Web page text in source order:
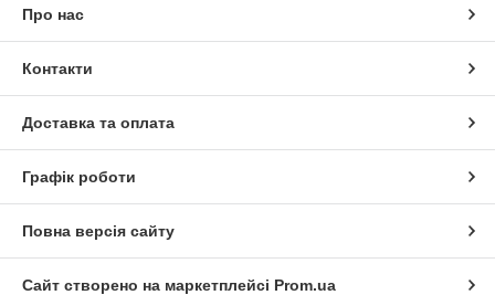
Про нас
Контакти
Доставка та оплата
Графік роботи
Повна версія сайту
Сайт створено на маркетплейсі Prom.ua